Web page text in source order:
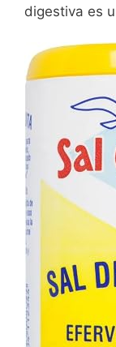
digestiva es